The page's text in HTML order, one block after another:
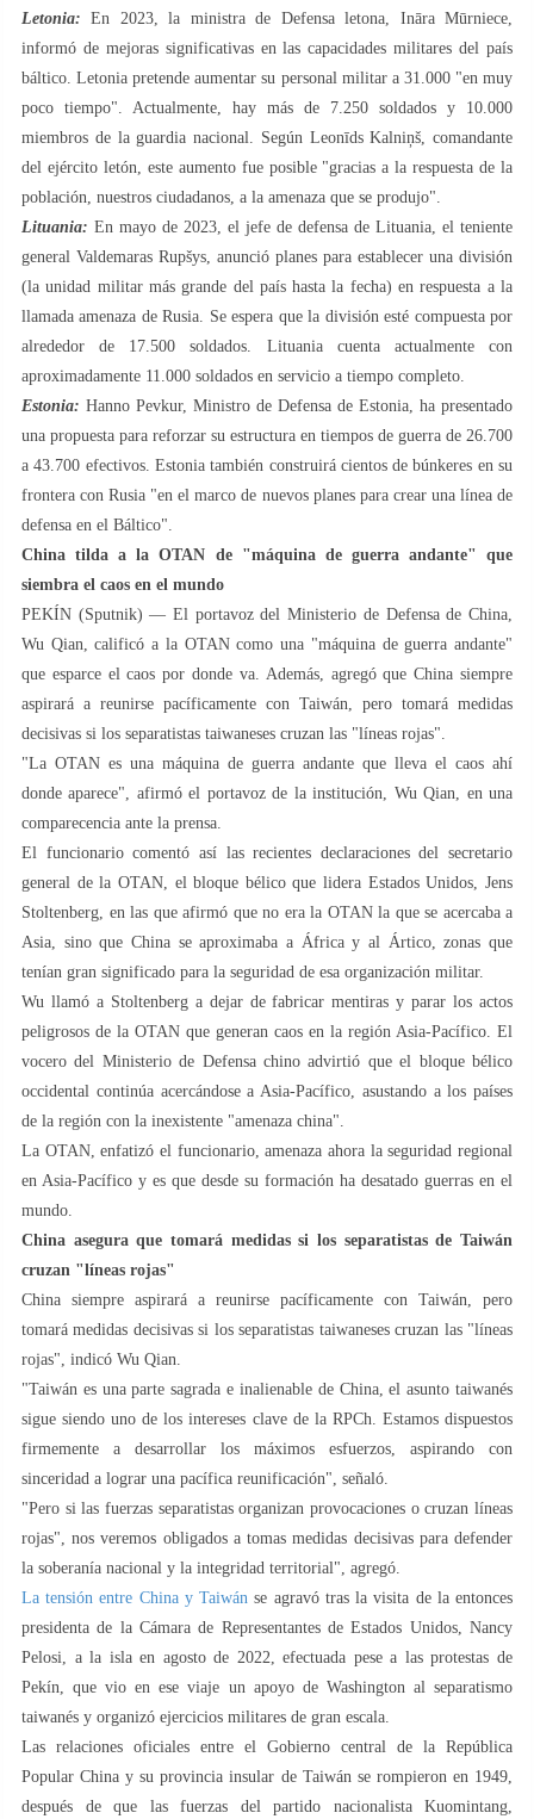
Letonia: En 2023, la ministra de Defensa letona, Ināra Mūrniece,
informó de mejoras significativas en las capacidades militares del país
báltico. Letonia pretende aumentar su personal militar a 31.000 "en muy
poco tiempo". Actualmente, hay más de 7.250 soldados y 10.000
miembros de la guardia nacional. Según Leonīds Kalniņš, comandante
del ejército letón, este aumento fue posible "gracias a la respuesta de la
población, nuestros ciudadanos, a la amenaza que se produjo".
Lituania: En mayo de 2023, el jefe de defensa de Lituania, el teniente
general Valdemaras Rupšys, anunció planes para establecer una división
(la unidad militar más grande del país hasta la fecha) en respuesta a la
llamada amenaza de Rusia. Se espera que la división esté compuesta por
alrededor de 17.500 soldados. Lituania cuenta actualmente con
aproximadamente 11.000 soldados en servicio a tiempo completo.
Estonia: Hanno Pevkur, Ministro de Defensa de Estonia, ha presentado
una propuesta para reforzar su estructura en tiempos de guerra de 26.700
a 43.700 efectivos. Estonia también construirá cientos de búnkeres en su
frontera con Rusia "en el marco de nuevos planes para crear una línea de
defensa en el Báltico".
China tilda a la OTAN de "máquina de guerra andante" que
siembra el caos en el mundo
PEKÍN (Sputnik) — El portavoz del Ministerio de Defensa de China,
Wu Qian, calificó a la OTAN como una "máquina de guerra andante"
que esparce el caos por donde va. Además, agregó que China siempre
aspirará a reunirse pacíficamente con Taiwán, pero tomará medidas
decisivas si los separatistas taiwaneses cruzan las "líneas rojas".
"La OTAN es una máquina de guerra andante que lleva el caos ahí
donde aparece", afirmó el portavoz de la institución, Wu Qian, en una
comparecencia ante la prensa.
El funcionario comentó así las recientes declaraciones del secretario
general de la OTAN, el bloque bélico que lidera Estados Unidos, Jens
Stoltenberg, en las que afirmó que no era la OTAN la que se acercaba a
Asia, sino que China se aproximaba a África y al Ártico, zonas que
tenían gran significado para la seguridad de esa organización militar.
Wu llamó a Stoltenberg a dejar de fabricar mentiras y parar los actos
peligrosos de la OTAN que generan caos en la región Asia-Pacífico. El
vocero del Ministerio de Defensa chino advirtió que el bloque bélico
occidental continúa acercándose a Asia-Pacífico, asustando a los países
de la región con la inexistente "amenaza china".
La OTAN, enfatizó el funcionario, amenaza ahora la seguridad regional
en Asia-Pacífico y es que desde su formación ha desatado guerras en el
mundo.
China asegura que tomará medidas si los separatistas de Taiwán
cruzan "líneas rojas"
China siempre aspirará a reunirse pacíficamente con Taiwán, pero
tomará medidas decisivas si los separatistas taiwaneses cruzan las "líneas
rojas", indicó Wu Qian.
"Taiwán es una parte sagrada e inalienable de China, el asunto taiwanés
sigue siendo uno de los intereses clave de la RPCh. Estamos dispuestos
firmemente a desarrollar los máximos esfuerzos, aspirando con
sinceridad a lograr una pacífica reunificación", señaló.
"Pero si las fuerzas separatistas organizan provocaciones o cruzan líneas
rojas", nos veremos obligados a tomas medidas decisivas para defender
la soberanía nacional y la integridad territorial", agregó.
La tensión entre China y Taiwán se agravó tras la visita de la entonces
presidenta de la Cámara de Representantes de Estados Unidos, Nancy
Pelosi, a la isla en agosto de 2022, efectuada pese a las protestas de
Pekín, que vio en ese viaje un apoyo de Washington al separatismo
taiwanés y organizó ejercicios militares de gran escala.
Las relaciones oficiales entre el Gobierno central de la República
Popular China y su provincia insular de Taiwán se rompieron en 1949,
después de que las fuerzas del partido nacionalista Kuomintang,